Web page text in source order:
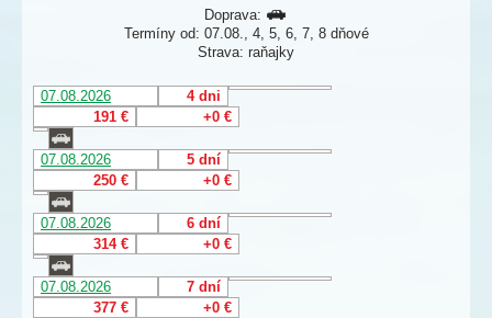
Doprava:
Termíny od: 07.08., 4, 5, 6, 7, 8 dňové
Strava: raňajky
07.08.2026
4 dni
191 €
+0 €
07.08.2026
5 dní
250 €
+0 €
07.08.2026
6 dní
314 €
+0 €
07.08.2026
7 dní
377 €
+0 €